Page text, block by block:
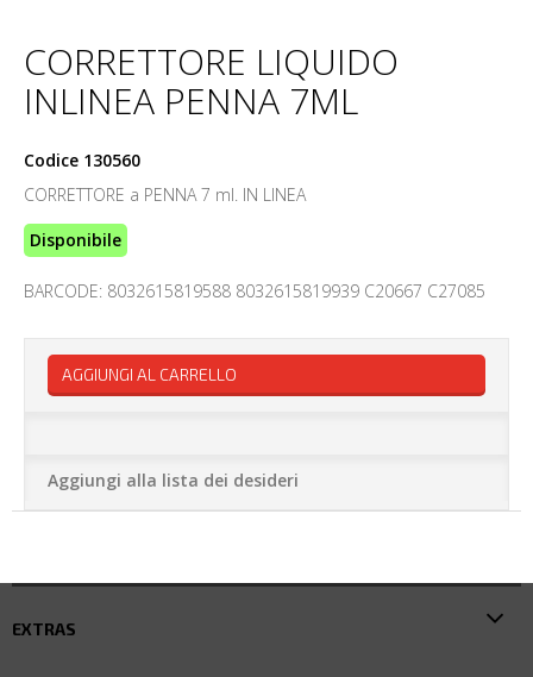
CORRETTORE LIQUIDO
INLINEA PENNA 7ML
Codice 130560
CORRETTORE a PENNA 7 ml. IN LINEA
Disponibile
BARCODE: 8032615819588 8032615819939 C20667 C27085
AGGIUNGI AL CARRELLO
Aggiungi alla lista dei desideri
EXTRAS